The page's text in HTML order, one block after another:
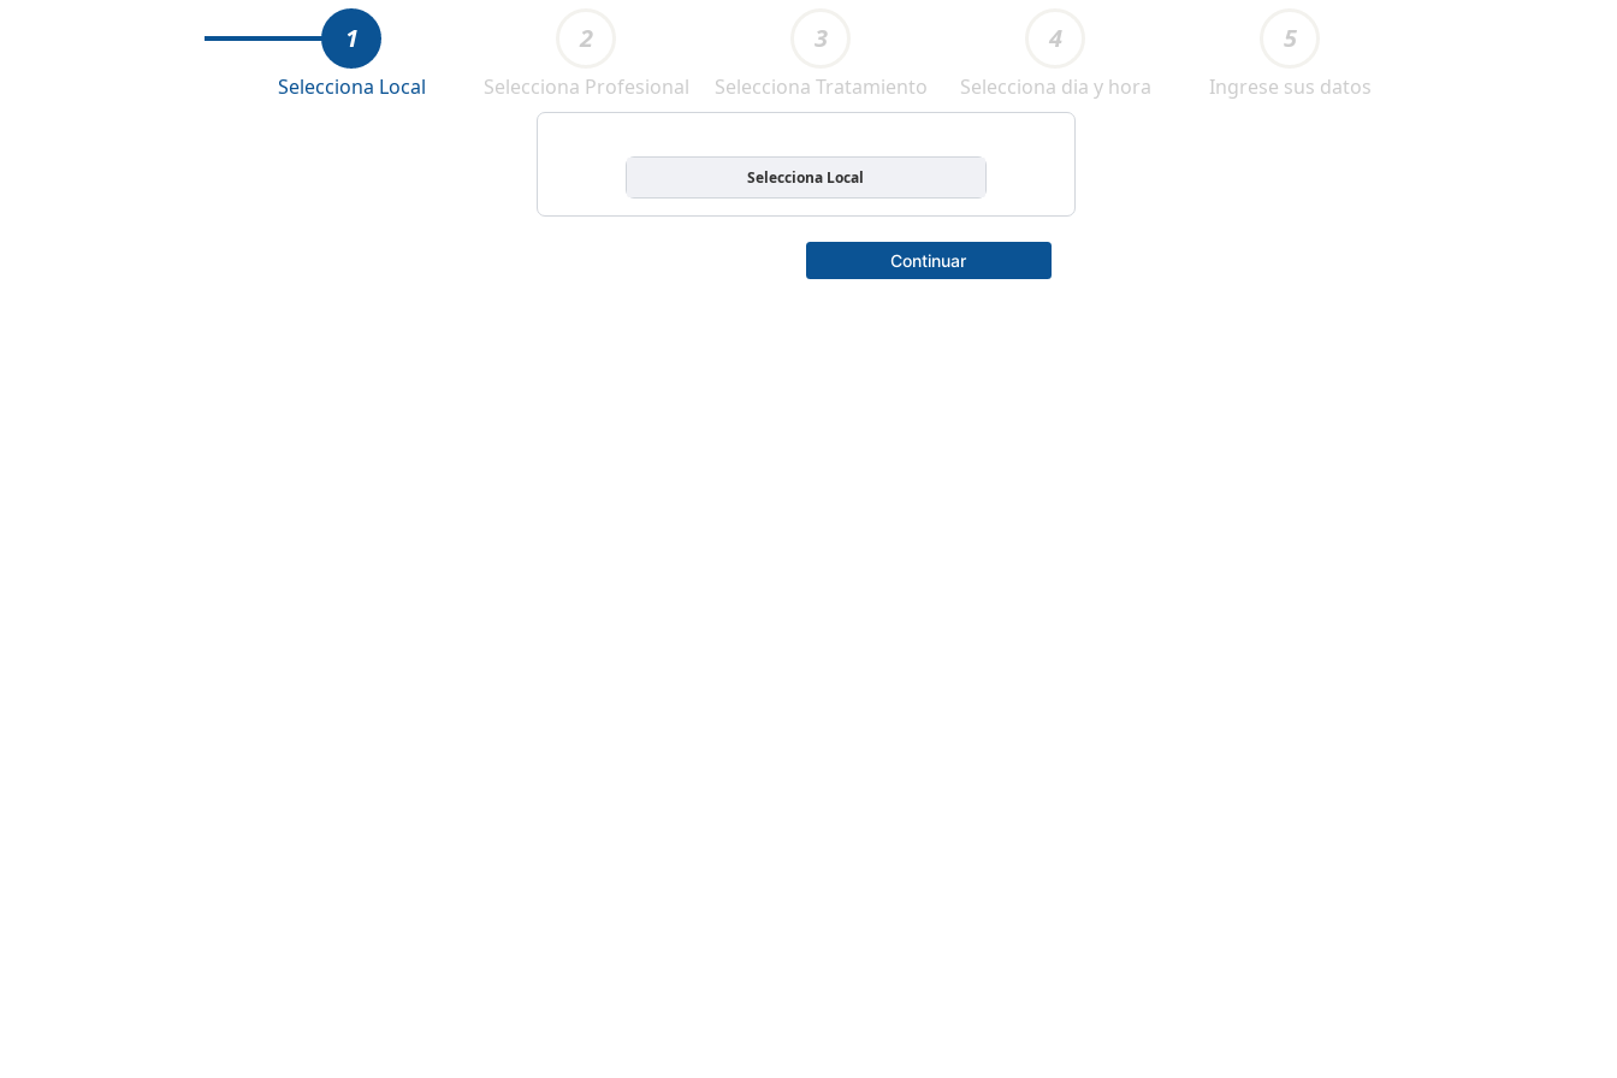
1
Selecciona Local
2
Selecciona Profesional
3
Selecciona Tratamiento
4
Selecciona dia y hora
5
Ingrese sus datos
Selecciona Local
Continuar